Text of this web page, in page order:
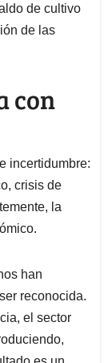
de cultivo
de las
con
incertidumbre:
crisis de
la
han
reconocida.
el sector